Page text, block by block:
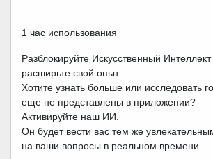
1 час использования
Разблокируйте Искусственный
расширьте свой опыт
Хотите узнать больше или исследовать
еще не представлены в приложении?
Активируйте наш ИИ.
Он будет вести вас тем же
на ваши вопросы в реальном времени.